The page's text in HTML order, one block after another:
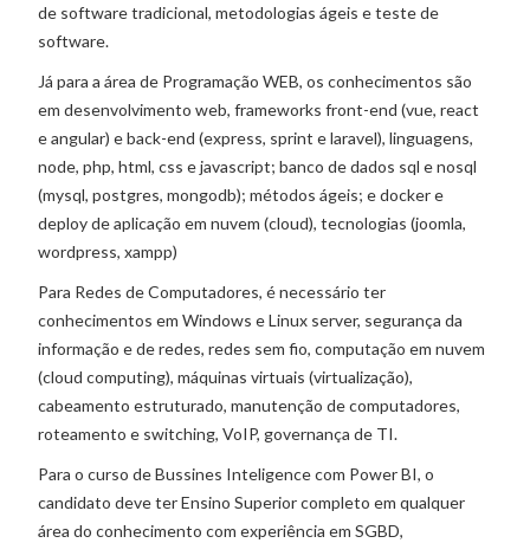
de software tradicional, metodologias ágeis e teste de
software.
Já para a área de Programação WEB, os conhecimentos são
em desenvolvimento web, frameworks front-end (vue, react
e angular) e back-end (express, sprint e laravel), linguagens,
node, php, html, css e javascript; banco de dados sql e nosql
(mysql, postgres, mongodb); métodos ágeis; e docker e
deploy de aplicação em nuvem (cloud), tecnologias (joomla,
wordpress, xampp)
Para Redes de Computadores, é necessário ter
conhecimentos em Windows e Linux server, segurança da
informação e de redes, redes sem fio, computação em nuvem
(cloud computing), máquinas virtuais (virtualização),
cabeamento estruturado, manutenção de computadores,
roteamento e switching, VoIP, governança de TI.
Para o curso de Bussines Inteligence com Power BI, o
candidato deve ter Ensino Superior completo em qualquer
área do conhecimento com experiência em SGBD,